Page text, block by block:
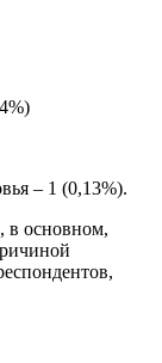
– 1 (0,13%).
в основном,